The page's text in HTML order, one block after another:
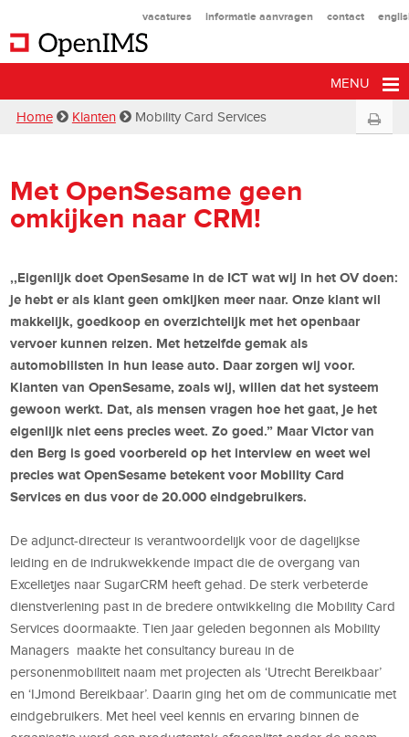
vacatures informatie aanvragen contact
MENU
Home Klanten Mobility Card Services
Met OpenSesame geen
omkijken naar CRM!
,,Eigenlijk doet OpenSesame in de ICT wat wij in het OV doen:
je hebt er als klant geen omkijken meer naar. Onze klant wil
makkelijk, goedkoop en overzichtelijk met het openbaar
vervoer kunnen reizen. Met hetzelfde gemak als
automobilisten in hun lease auto. Daar zorgen wij voor.
Klanten van OpenSesame, zoals wij, willen dat het systeem
gewoon werkt. Dat, als mensen vragen hoe het gaat, je het
eigenlijk niet eens precies weet. Zo goed.” Maar Victor van
den Berg is goed voorbereid op het interview en weet wel
precies wat OpenSesame betekent voor Mobility Card
Services en dus voor de 20.000 eindgebruikers.
De adjunct-directeur is verantwoordelijk voor de dagelijkse
leiding en de indrukwekkende impact die de overgang van
Excelletjes naar SugarCRM heeft gehad. De sterk verbeterde
dienstverlening past in de bredere ontwikkeling die Mobility Card
Services doormaakte. Tien jaar geleden begonnen als Mobility
Managers maakte het consultancy bureau in de
personenmobiliteit naam met projecten als ‘Utrecht Bereikbaar’
en ‘IJmond Bereikbaar’. Daarin ging het om de communicatie met
eindgebruikers. Met heel veel kennis en ervaring binnen de